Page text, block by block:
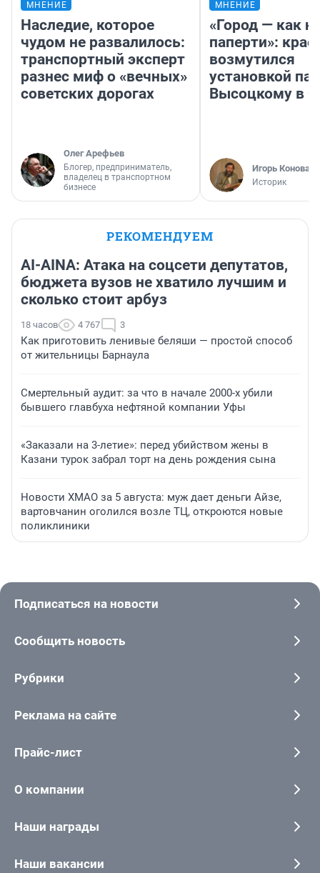
МНЕНИЕ
Наследие, которое
чудом не развалилось:
транспортный эксперт
разнес миф о «вечных»
советских дорогах
Олег Арефьев
Блогер, предприниматель,
владелец в транспортном
бизнесе
МНЕНИЕ
«Город — как
паперти»:
возмутился
установкой
Высоцкому в
Игорь
Историк
РЕКОМЕНДУЕМ
AI-AINA: Атака на соцсети депутатов,
бюджета вузов не хватило лучшим и
сколько стоит арбуз
18 часов 4 767 3
Как приготовить ленивые беляши — простой способ
от жительницы Барнаула
Смертельный аудит: за что в начале 2000-х убили
бывшего главбуха нефтяной компании Уфы
«Заказали на 3-летие»: перед убийством жены в
Казани турок забрал торт на день рождения сына
Новости ХМАО за 5 августа: муж дает деньги Айзе,
вартовчанин оголился возле ТЦ, откроются новые
поликлиники
Подписаться на новости
Сообщить новость
Рубрики
Реклама на сайте
Прайс-лист
О компании
Наши награды
Наши вакансии